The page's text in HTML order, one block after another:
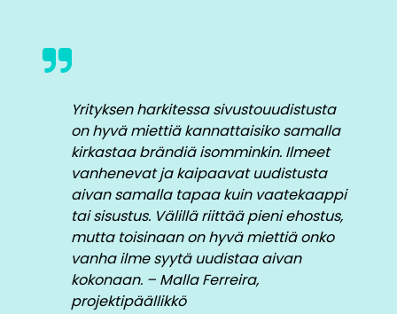
Yrityksen harkitessa sivustouudistusta
on hyvä miettiä kannattaisiko samalla
kirkastaa brändiä isomminkin. Ilmeet
vanhenevat ja kaipaavat uudistusta
aivan samalla tapaa kuin vaatekaappi
tai sisustus. Välillä riittää pieni ehostus,
mutta toisinaan on hyvä miettiä onko
vanha ilme syytä uudistaa aivan
kokonaan. – Malla Ferreira,
projektipäällikkö